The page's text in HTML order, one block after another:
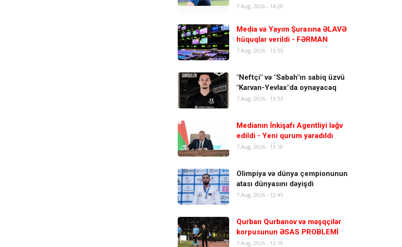
7 Aug, 2026 - 14:20
Media və Yayım Şurasına ƏLAVƏ
hüquqlar verildi - FƏRMAN
7 Aug, 2026 - 13:55
"Neftçi" və "Sabah"ın sabiq üzvü
"Karvan-Yevlax"da oynayacaq
7 Aug, 2026 - 13:33
Medianın İnkişafı Agentliyi ləğv
edildi - Yeni qurum yaradıldı
7 Aug, 2026 - 13:10
Olimpiya və dünya çempionunun
atası dünyasını dəyişdi
7 Aug, 2026 - 12:45
Qurban Qurbanov və məşqçilər
korpusunun ƏSAS PROBLEMİ
7 Aug, 2026 - 12:19